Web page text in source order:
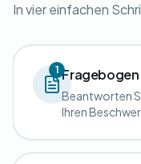
In vier einfachen
1
Beantworten
Ihren